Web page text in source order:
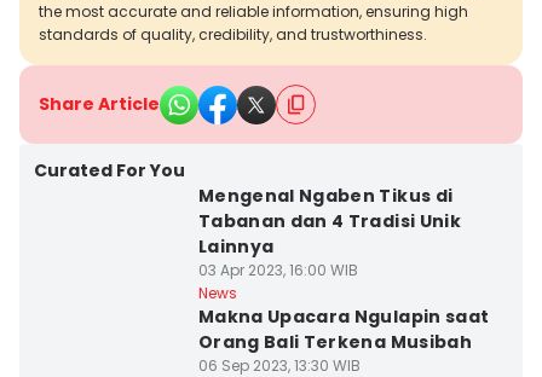
the most accurate and reliable information, ensuring high
standards of quality, credibility, and trustworthiness.
Share Article
Curated For You
Mengenal Ngaben Tikus di
Tabanan dan 4 Tradisi Unik
Lainnya
03 Apr 2023, 16:00 WIB
News
Makna Upacara Ngulapin saat
Orang Bali Terkena Musibah
06 Sep 2023, 13:30 WIB